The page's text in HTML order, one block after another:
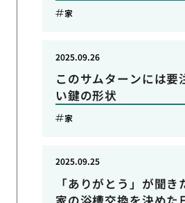
家
このサムターンには要
い鍵の形状
2025.09.26
家
「ありがとう」が聞き
2025.09.25